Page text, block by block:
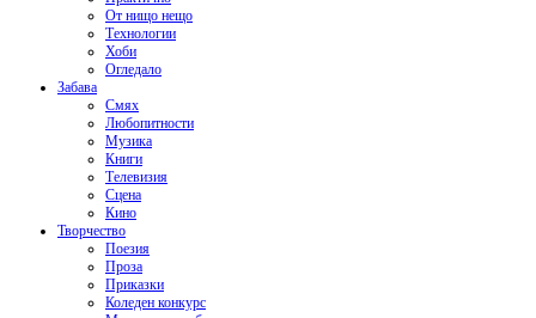
От нищо нещо
Технологии
Хоби
Огледало
Забава
Смях
Любопитности
Музика
Книги
Телевизия
Сцена
Кино
Творчество
Поезия
Проза
Приказки
Коледен конкурс